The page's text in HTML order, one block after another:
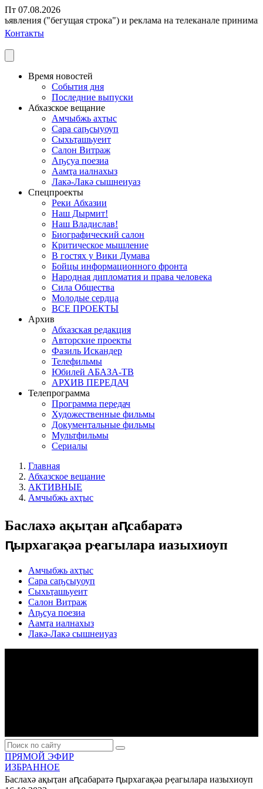
Пт 07.08.2026
("бегущая строка") и реклама на телеканале
Контакты
Время новостей
События дня
Последние выпуски
Абхазское вещание
Амчыбжь ахҭыс
Сара саҧсыуоуп
Сыхьҭашьуеит
Салон Витраж
Аҧсуа поезиа
Аамҭа иалнахыз
Лакә-Лакә сышнеиуаз
Спецпроекты
Реки Абхазии
Наш Дырмит!
Наш Владислав!
Биографический салон
Критическое мышление
В гостях у Вики Думава
Бойцы информационного фронта
Народная дипломатия и права человека
Сила Общества
Молодые сердца
ВСЕ ПРОЕКТЫ
Архив
Абхазская редакция
Авторские проекты
Фазиль Искандер
Телефильмы
Юбилей АБАЗА-ТВ
АРХИВ ПЕРЕДАЧ
Телепрограмма
Программа передач
Художественные фильмы
Документальные фильмы
Мультфильмы
Сериалы
Главная
Абхазское вещание
АКТИВНЫЕ
Амчыбжь ахҭыс
Баслахә ақыҭан аԥсабаратә
ԥырхагақәа рҿагылара иазыхиоуп
Амчыбжь ахҭыс
Сара саҧсыуоуп
Сыхьҭашьуеит
Салон Витраж
Аҧсуа поезиа
Аамҭа иалнахыз
Лакә-Лакә сышнеиуаз
ПРЯМОЙ ЭФИР
ИЗБРАННОЕ
Баслахә ақыҭан аԥсабаратә ԥырхагақәа рҿагылара иазыхиоуп